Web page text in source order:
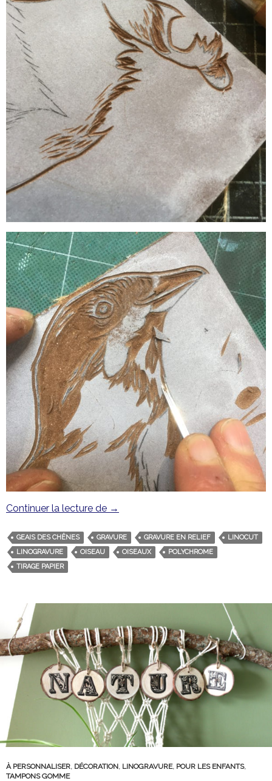
Continuer la lecture de Apprivoiser un Geais des Chênes
→
GEAIS DES CHÊNES GRAVURE GRAVURE EN RELIEF
LINOCUT
LINOGRAVURE
OISEAU OISEAUX
POLYCHROME
TIRAGE PAPIER
À PERSONNALISER, DÉCORATION, LINOGRAVURE, POUR LES ENFANTS,
TAMPONS GOMME